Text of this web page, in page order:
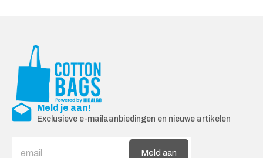
Meld je aan!
Exclusieve e-mailaanbiedingen en nieuwe artikelen
Meld aan